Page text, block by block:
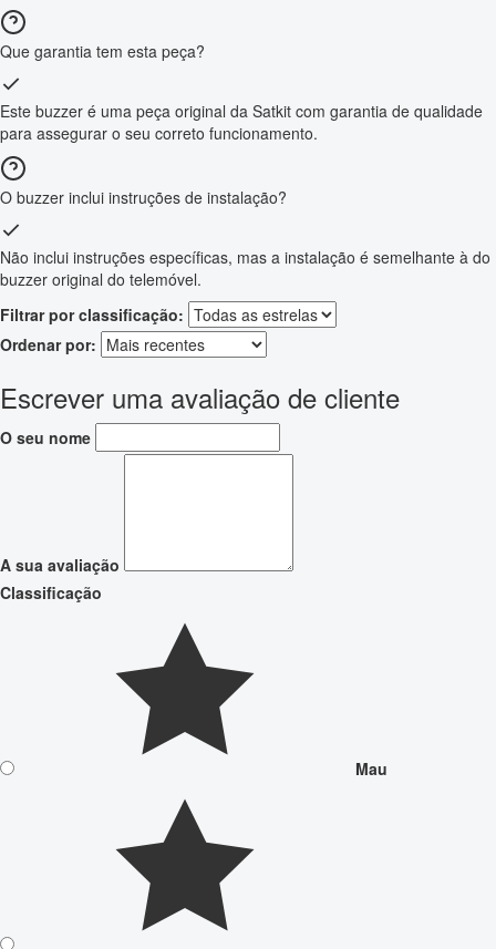
Que garantia tem esta peça?
Este buzzer é uma peça original da Satkit com garantia de qualidade
para assegurar o seu correto funcionamento.
O buzzer inclui instruções de instalação?
Não inclui instruções específicas, mas a instalação é semelhante à do
buzzer original do telemóvel.
Filtrar por classificação:
Ordenar por:
Escrever uma avaliação de cliente
O seu nome
A sua avaliação
Classificação
Mau